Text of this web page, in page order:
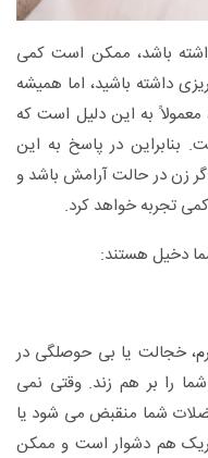
باشد، ممکن است کمی
داشته باشید، اما همیشه
معمولاً به این دلیل است که
بنابراین در پاسخ به این
زن در حالت آرامش باشد و
تجربه خواهد کرد.
دخیل هستند:
خجالت یا بی حوصلگی در
را بر هم زند. وقتی نمی
شما منقبض می شود یا
هم دشوار است و ممکن